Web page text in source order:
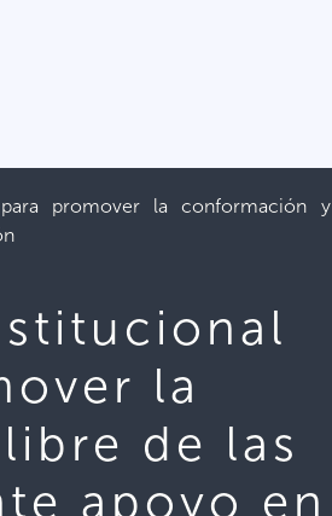
promover la conformación y
la
de las
apoyo en